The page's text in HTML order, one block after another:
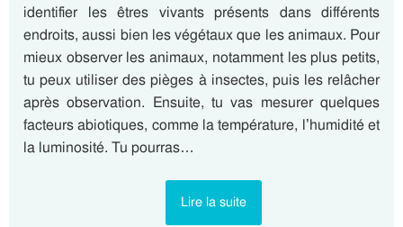
identifier les êtres vivants présents dans différents
endroits, aussi bien les végétaux que les animaux. Pour
mieux observer les animaux, notamment les plus petits,
tu peux utiliser des pièges à insectes, puis les relâcher
après observation. Ensuite, tu vas mesurer quelques
facteurs abiotiques, comme la température, l’humidité et
la luminosité. Tu pourras…
Lire la suite